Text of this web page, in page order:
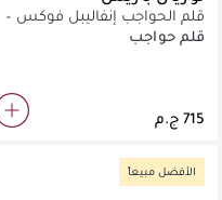
قلم الحواجب إنفاليبل فوكس –
دارك بروانيت
قلم حواجب
الأفضل مبيعاً